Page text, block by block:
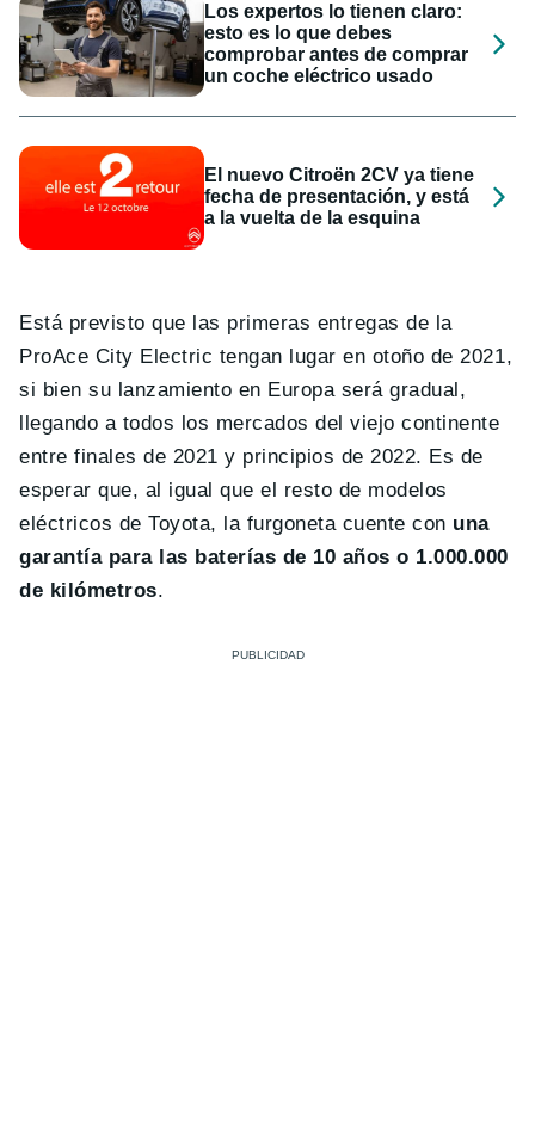
Los expertos lo tienen claro:
esto es lo que debes
comprobar antes de comprar
un coche eléctrico usado
El nuevo Citroën 2CV ya tiene
fecha de presentación, y está
a la vuelta de la esquina
Está previsto que las primeras entregas de la
ProAce City Electric tengan lugar en otoño de 2021,
si bien su lanzamiento en Europa será gradual,
llegando a todos los mercados del viejo continente
entre finales de 2021 y principios de 2022. Es de
esperar que, al igual que el resto de modelos
eléctricos de Toyota, la furgoneta cuente con una
garantía para las baterías de 10 años o 1.000.000
de kilómetros.